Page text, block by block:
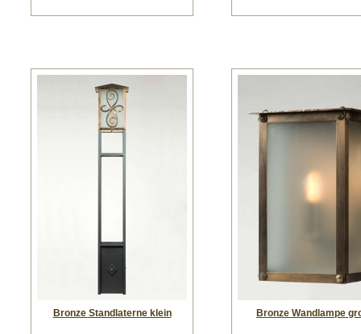
Bronze Standlaterne klein Bronze Wandlampe